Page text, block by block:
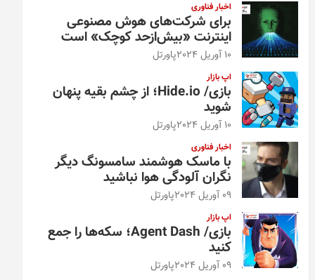
اخبار فناوری
برای شرکت‌های هوش مصنوعی
اینترنت «بیش‌از‌حد کوچک» است
10 آوریل 2024 پاورتل
اپ بازار
بازی/ Hide.io؛ از چشم بقیه پنهان
شوید
10 آوریل 2024 پاورتل
اخبار فناوری
با ماسک هوشمند سامسونگ دیگر
نگران آلودگی هوا نباشید
09 آوریل 2024 پاورتل
اپ بازار
بازی/ Agent Dash؛ سکه‌ها را جمع
کنید
09 آوریل 2024 پاورتل